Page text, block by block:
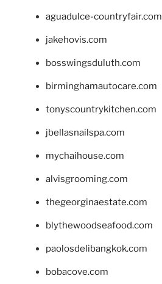
aguadulce-countryfair.com
jakehovis.com
bosswingsduluth.com
birminghamautocare.com
tonyscountrykitchen.com
jbellasnailspa.com
mychaihouse.com
alvisgrooming.com
thegeorginaestate.com
blythewoodseafood.com
paolosdelibangkok.com
bobacove.com